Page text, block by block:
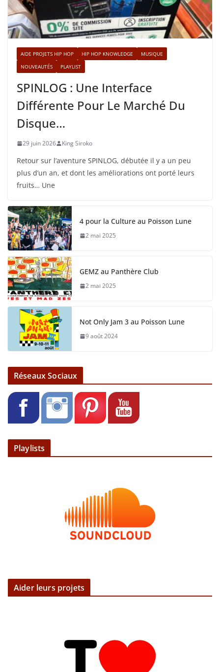
AIDE PROJETS HIP HOP HIP HOP KNOWLEDGE
MUSIQUE
NOUVEAUTÉS
PLAYLIST
SPINLOG : Une Interface
Différente Pour Le Marché Du
Disque…
29 juin 2026 King Siroko
Retour sur l’aventure SPINLOG, débutée il y a un peu
plus d’un an, et dont les améliorations ont porté leurs
fruits… Une
4 pour la Culture au Poisson Lune
2 mai 2025
GEMZ au Panthère Club
2 mai 2025
Not Only Jam 3 au Poisson Lune
9 août 2024
Réseaux Sociaux
Playlists
Aider leurs projets